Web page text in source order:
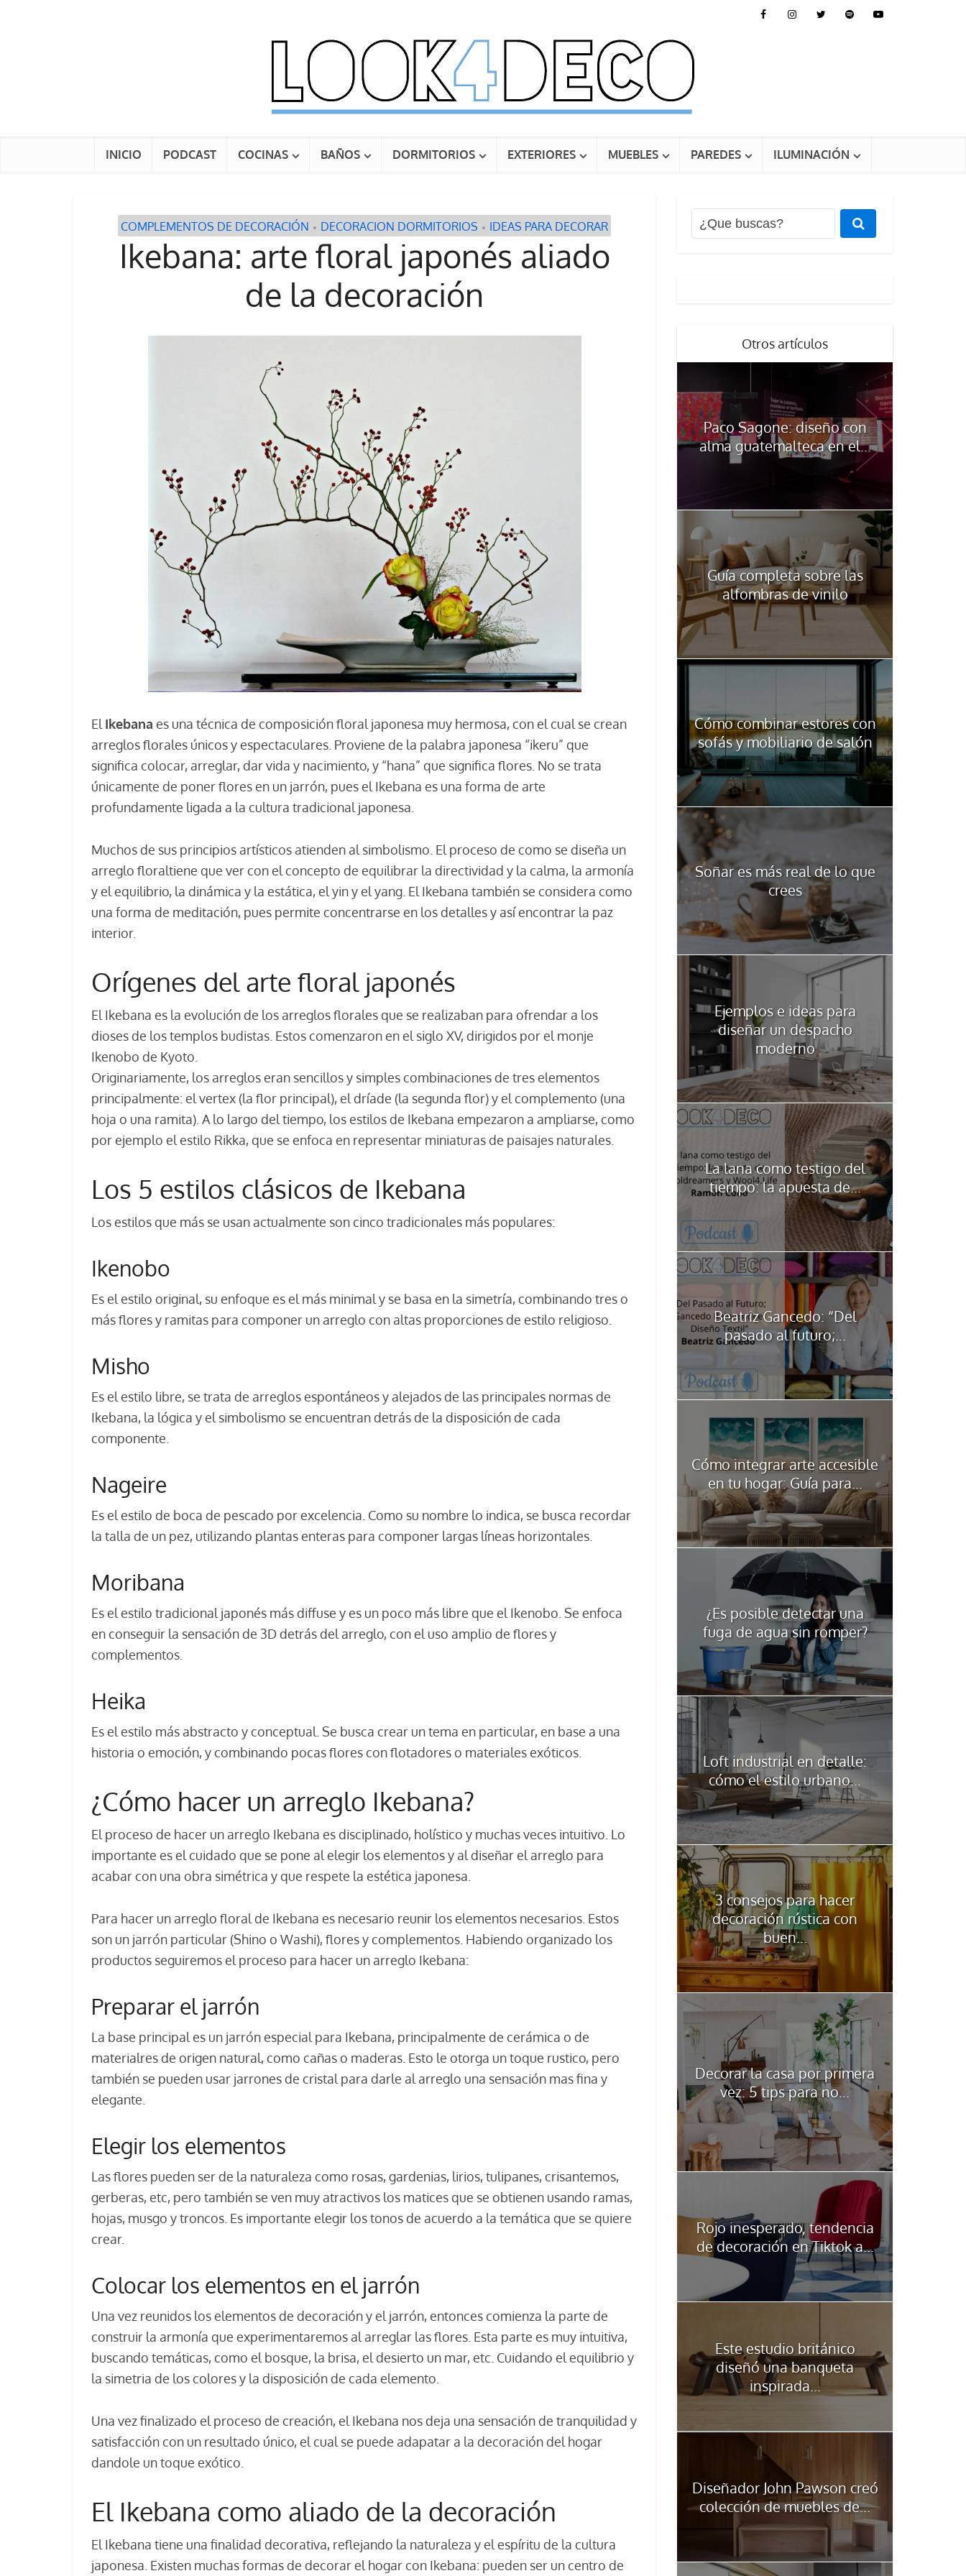
INICIO PODCAST COCINAS BAÑOS DORMITORIOS EXTERIORES MUEBLES PAREDES ILUMINACIÓN
COMPLEMENTOS DE DECORACIÓN • DECORACION DORMITORIOS • IDEAS PARA DECORAR
Ikebana: arte floral japonés aliado
de la decoración
El Ikebana es una técnica de composición floral japonesa muy hermosa, con el cual se crean
arreglos florales únicos y espectaculares. Proviene de la palabra japonesa “ikeru” que
significa colocar, arreglar, dar vida y nacimiento, y “hana” que significa flores. No se trata
únicamente de poner flores en un jarrón, pues el Ikebana es una forma de arte
profundamente ligada a la cultura tradicional japonesa.
Muchos de sus principios artísticos atienden al simbolismo. El proceso de como se diseña un
arreglo floraltiene que ver con el concepto de equilibrar la directividad y la calma, la armonía
y el equilibrio, la dinámica y la estática, el yin y el yang. El Ikebana también se considera como
una forma de meditación, pues permite concentrarse en los detalles y así encontrar la paz
interior.
Orígenes del arte floral japonés
El Ikebana es la evolución de los arreglos florales que se realizaban para ofrendar a los
dioses de los templos budistas. Estos comenzaron en el siglo XV, dirigidos por el monje
Ikenobo de Kyoto.
Originariamente, los arreglos eran sencillos y simples combinaciones de tres elementos
principalmente: el vertex (la flor principal), el dríade (la segunda flor) y el complemento (una
hoja o una ramita). A lo largo del tiempo, los estilos de Ikebana empezaron a ampliarse, como
por ejemplo el estilo Rikka, que se enfoca en representar miniaturas de paisajes naturales.
Los 5 estilos clásicos de Ikebana
Los estilos que más se usan actualmente son cinco tradicionales más populares:
Ikenobo
Es el estilo original, su enfoque es el más minimal y se basa en la simetría, combinando tres o
más flores y ramitas para componer un arreglo con altas proporciones de estilo religioso.
Misho
Es el estilo libre, se trata de arreglos espontáneos y alejados de las principales normas de
Ikebana, la lógica y el simbolismo se encuentran detrás de la disposición de cada
componente.
Nageire
Es el estilo de boca de pescado por excelencia. Como su nombre lo indica, se busca recordar
la talla de un pez, utilizando plantas enteras para componer largas líneas horizontales.
Moribana
Es el estilo tradicional japonés más diffuse y es un poco más libre que el Ikenobo. Se enfoca
en conseguir la sensación de 3D detrás del arreglo, con el uso amplio de flores y
complementos.
Heika
Es el estilo más abstracto y conceptual. Se busca crear un tema en particular, en base a una
historia o emoción, y combinando pocas flores con flotadores o materiales exóticos.
¿Cómo hacer un arreglo Ikebana?
El proceso de hacer un arreglo Ikebana es disciplinado, holístico y muchas veces intuitivo. Lo
importante es el cuidado que se pone al elegir los elementos y al diseñar el arreglo para
acabar con una obra simétrica y que respete la estética japonesa.
Para hacer un arreglo floral de Ikebana es necesario reunir los elementos necesarios. Estos
son un jarrón particular (Shino o Washi), flores y complementos. Habiendo organizado los
productos seguiremos el proceso para hacer un arreglo Ikebana:
Preparar el jarrón
La base principal es un jarrón especial para Ikebana, principalmente de cerámica o de
materialres de origen natural, como cañas o maderas. Esto le otorga un toque rustico, pero
también se pueden usar jarrones de cristal para darle al arreglo una sensación mas fina y
elegante.
Elegir los elementos
Las flores pueden ser de la naturaleza como rosas, gardenias, lirios, tulipanes, crisantemos,
gerberas, etc, pero también se ven muy atractivos los matices que se obtienen usando ramas,
hojas, musgo y troncos. Es importante elegir los tonos de acuerdo a la temática que se quiere
crear.
Colocar los elementos en el jarrón
Una vez reunidos los elementos de decoración y el jarrón, entonces comienza la parte de
construir la armonía que experimentaremos al arreglar las flores. Esta parte es muy intuitiva,
buscando temáticas, como el bosque, la brisa, el desierto un mar, etc. Cuidando el equilibrio y
la simetria de los colores y la disposición de cada elemento.
Una vez finalizado el proceso de creación, el Ikebana nos deja una sensación de tranquilidad y
satisfacción con un resultado único, el cual se puede adapatar a la decoración del hogar
dandole un toque exótico.
El Ikebana como aliado de la decoración
El Ikebana tiene una finalidad decorativa, reflejando la naturaleza y el espíritu de la cultura
japonesa. Existen muchas formas de decorar el hogar con Ikebana: pueden ser un centro de
Otros artículos
Paco Sagone: diseño con
alma guatemalteca en el...
Guía completa sobre las
alfombras de vinilo
Cómo combinar estores con
sofás y mobiliario de salón
Soñar es más real de lo que
crees
Ejemplos e ideas para
diseñar un despacho
moderno
La lana como testigo del
tiempo: la apuesta de...
Beatriz Gancedo: “Del
pasado al futuro;...
Cómo integrar arte accesible
en tu hogar: Guía para...
¿Es posible detectar una
fuga de agua sin romper?
Loft industrial en detalle:
cómo el estilo urbano...
3 consejos para hacer
decoración rústica con
buen...
Decorar la casa por primera
vez: 5 tips para no...
Rojo inesperado, tendencia
de decoración en Tiktok a...
Este estudio británico
diseñó una banqueta
inspirada...
Diseñador John Pawson creó
colección de muebles de...